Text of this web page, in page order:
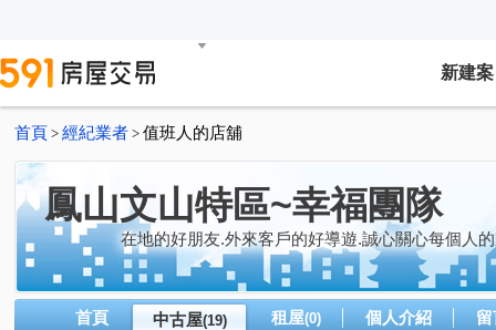
新建案
首頁 > 經紀業者 > 值班人的店舖
鳳山文山特區~幸福團隊
在地的好朋友.外來客戶的好導遊.誠心關心每個人
首頁 中古屋(19) 租屋(0) 個人介紹